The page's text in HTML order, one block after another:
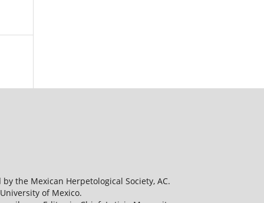
the Mexican Herpetological Society, AC.
of Mexico.